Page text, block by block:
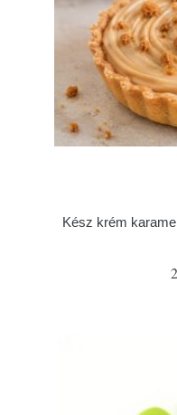
Kész krém